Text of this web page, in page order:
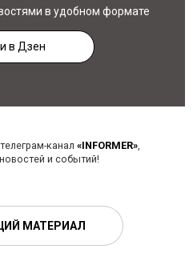
в удобном формате
в Дзен
канал «INFORMER»,
и событий!
МАТЕРИАЛ